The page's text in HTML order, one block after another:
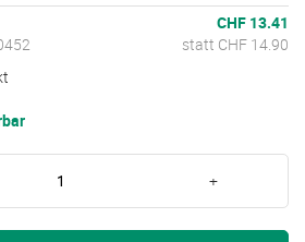
CHF 13.41
statt CHF 14.90
+